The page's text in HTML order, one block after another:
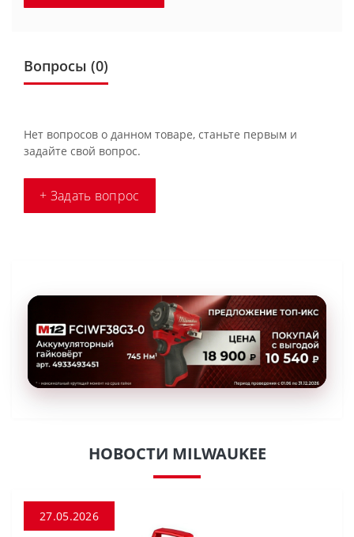
Вопросы (0)
Нет вопросов о данном товаре, станьте первым и
задайте свой вопрос.
+ Задать вопрос
НОВОСТИ MILWAUKEE
27.05.2026